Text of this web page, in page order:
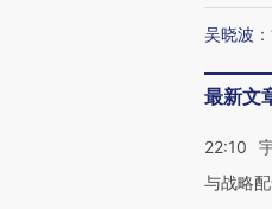
吴晓波 ：
最新文
22:10
与战略